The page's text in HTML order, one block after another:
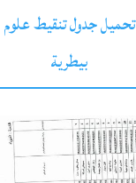
تحميل جدول تنقيط علوم
بيطرية